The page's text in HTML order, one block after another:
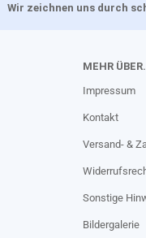
Wir zeichnen uns durch
MEHR
Impressum
Kontakt
Versand- &
Sonstige
Bildergalerie